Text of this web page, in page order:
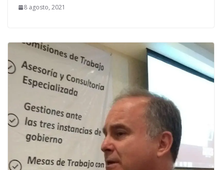
8 agosto, 2021